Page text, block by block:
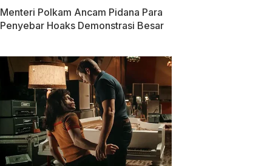
Menteri Polkam Ancam Pidana Para
Penyebar Hoaks Demonstrasi Besar